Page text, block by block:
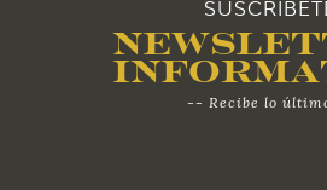
-- Recibe lo